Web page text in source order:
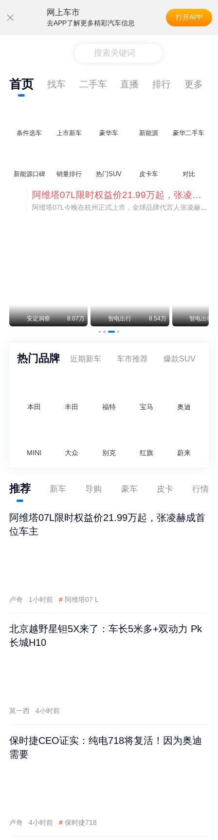
网上车市
去APP了解更多精彩汽车信息
打开APP
搜索关键词
首页 找车 二手车 直播 排行 更多
条件选车 上市新车 豪华车 新能源 豪华二手车
新能源口碑 销量排行 热门SUV 皮卡车 对比
阿维塔07L限时权益价21.99万起，张凌赫成首位车主
阿维塔07L今晚在杭州正式上市，全球品牌代言人张凌赫现场提车，成为这台车的第一位主人。三个版本：Elite纯电版22.99万，Max+后驱纯电版24.99万，Ultra三电机四驱版27.99万。
安定洞察 8.07万 智电出行 8.54万 智电出行
热门品牌 近期新车 车市推荐 爆款SUV
本田 丰田 福特 宝马 奥迪
MINI 大众 别克 红旗 蔚来
推荐 新车 导购 豪车 皮卡 行情
阿维塔07L限时权益价21.99万起，张凌赫成首
位车主
卢奇 1小时前 # 阿维塔07 L
北京越野星钽5X来了：车长5米多+双动力 Pk
长城H10
莫一西 4小时前
保时捷CEO证实：纯电718将复活！因为奥迪
需要
卢奇 4小时前 # 保时捷718